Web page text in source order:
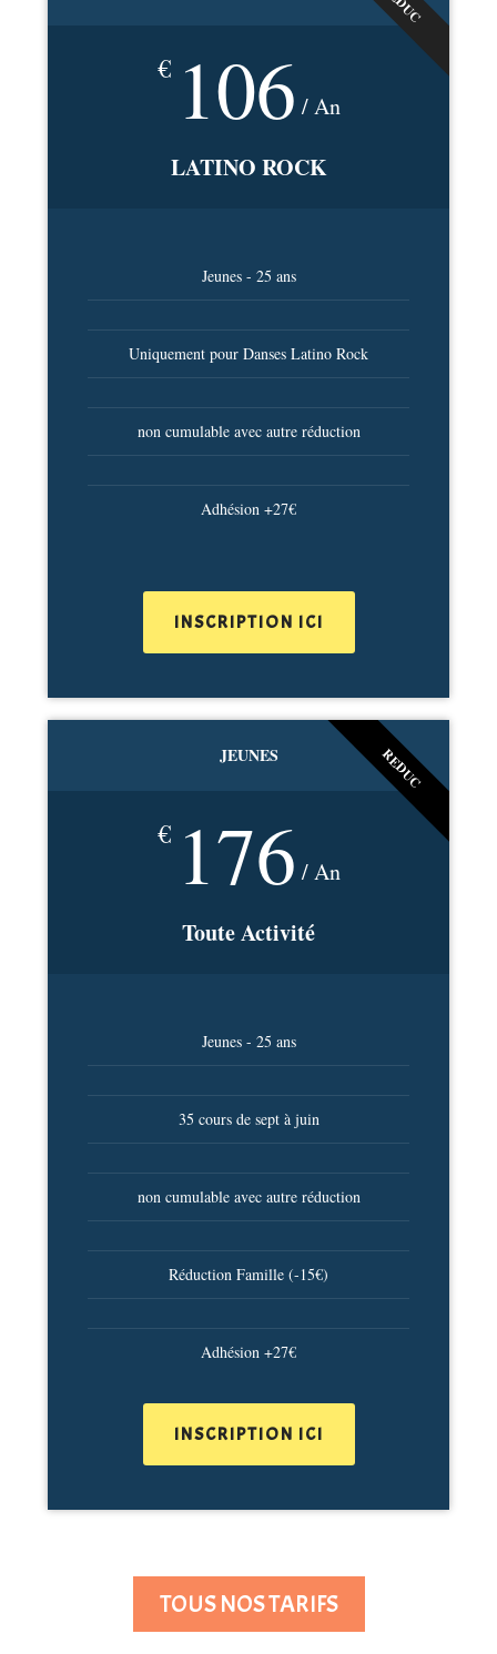
€ 106 / An
LATINO ROCK
Jeunes - 25 ans
Uniquement pour Danses Latino Rock
non cumulable avec autre réduction
Adhésion +27€
INSCRIPTION ICI
JEUNES REDUC
€ 176 / An
Toute Activité
Jeunes - 25 ans
35 cours de sept à juin
non cumulable avec autre réduction
Réduction Famille (-15€)
Adhésion +27€
INSCRIPTION ICI
TOUS NOS TARIFS